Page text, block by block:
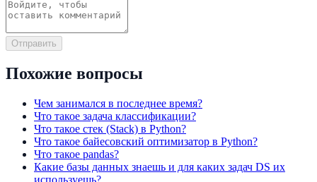
Отправить
Похожие вопросы
Чем занимался в последнее время?
Что такое задача классификации?
Что такое стек (Stack) в Python?
Что такое байесовский оптимизатор в Python?
Что такое pandas?
Какие базы данных знаешь и для каких задач DS их